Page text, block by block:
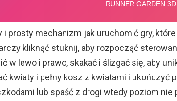
i prosty mechanizm jak uruchomić gry,
kliknąć stuknij, aby rozpocząć
w lewo i prawo, skakać i ślizgać się, aby
kwiaty i pełny kosz z kwiatami i ukończyć
lub spaść z drogi wtedy poziom nie